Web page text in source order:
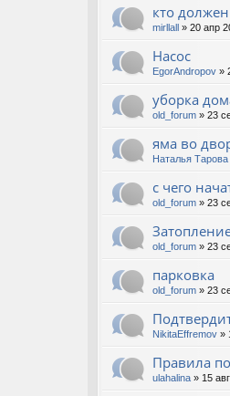
кто
mirllall » 20 апр
Насос
EgorAndropov »
уборка
old_forum » 23
яма во
Наталья Тарова
с чего
old_forum » 23
old_forum » 23
парковка
old_forum » 23
NikitaEffremov »
Правила
ulahalina » 15